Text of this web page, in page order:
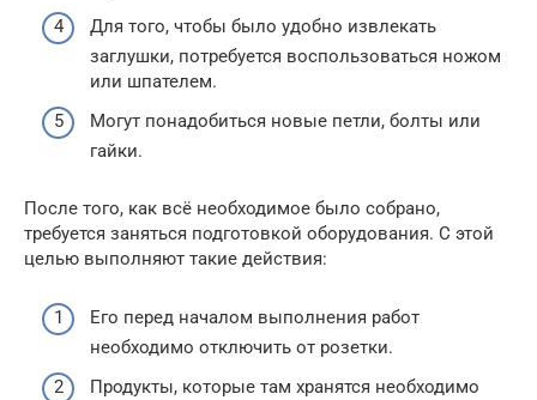
Для того, чтобы было удобно извлекать
заглушки, потребуется воспользоваться ножом
или шпателем.
Могут понадобиться новые петли, болты или
гайки.
После того, как всё необходимое было собрано,
требуется заняться подготовкой оборудования. С этой
целью выполняют такие действия:
Его перед началом выполнения работ
необходимо отключить от розетки.
Продукты, которые там хранятся необходимо